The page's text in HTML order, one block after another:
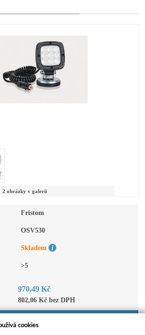
2 obrázky v galerii
Fristom
OSV530
Skladem
>5
970,49 Kč
802,06 Kč bez DPH
KOUPIT
cookies